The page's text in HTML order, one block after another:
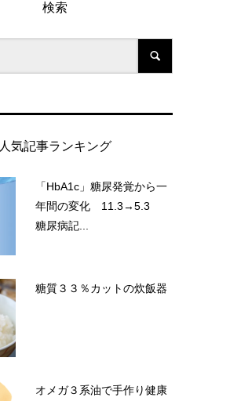
検索
人気記事ランキング
「HbA1c」糖尿発覚から一
年間の変化 11.3→5.3
糖尿病記...
糖質３３％カットの炊飯器
オメガ３系油で手作り健康